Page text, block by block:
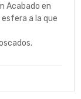
Acabado en
a la que